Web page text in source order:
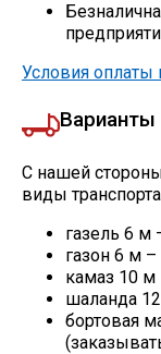
Условия оплаты
Варианты
С нашей
виды
газель 6 м
газон 6 м –
камаз 10 м
шаланда
бортовая